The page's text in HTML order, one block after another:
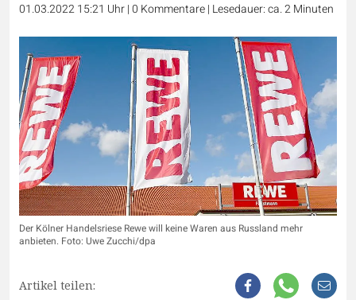
01.03.2022 15:21 Uhr|0 Kommentare| Lesedauer: ca. 2 Minuten
Der Kölner Handelsriese Rewe will keine Waren aus Russland mehr
anbieten. Foto: Uwe Zucchi/dpa
Artikel teilen: